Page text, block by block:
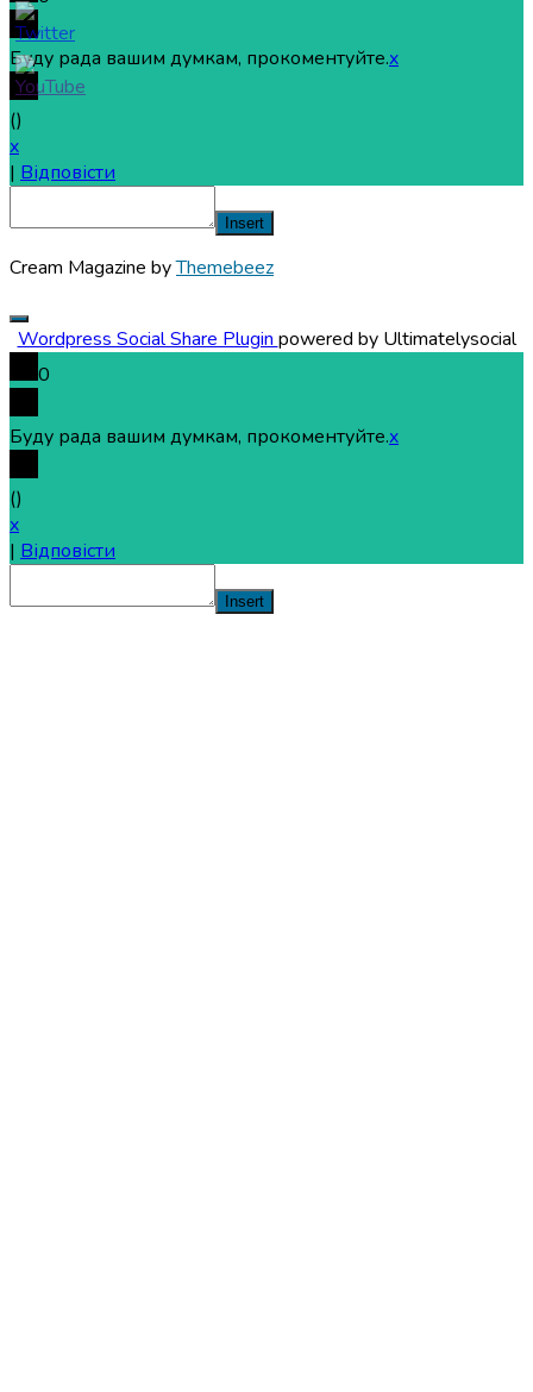
Буду рада вашим думкам, прокоментуйте.x
()
x
| Відповісти
Insert
Cream Magazine byThemebeez
Wordpress Social Share Plugin powered by Ultimatelysocial
0
Буду рада вашим думкам, прокоментуйте.x
()
x
| Відповісти
Insert